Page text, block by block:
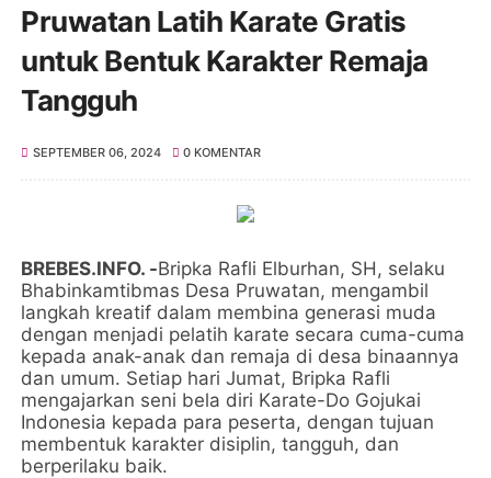
Pruwatan Latih Karate Gratis
untuk Bentuk Karakter Remaja
Tangguh
SEPTEMBER 06, 2024 0 KOMENTAR
BREBES.INFO. -Bripka Rafli Elburhan, SH, selaku
Bhabinkamtibmas Desa Pruwatan, mengambil
langkah kreatif dalam membina generasi muda
dengan menjadi pelatih karate secara cuma-cuma
kepada anak-anak dan remaja di desa binaannya
dan umum. Setiap hari Jumat, Bripka Rafli
mengajarkan seni bela diri Karate-Do Gojukai
Indonesia kepada para peserta, dengan tujuan
membentuk karakter disiplin, tangguh, dan
berperilaku baik.